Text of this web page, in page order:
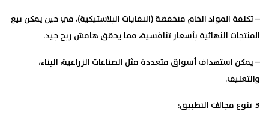
– تكلفة المواد الخام منخفضة (النفايات البلاستيكية)، في حين يمكن بيع
المنتجات النهائية بأسعار تنافسية، مما يحقق هامش ربح جيد.
– يمكن استهداف أسواق متعددة مثل الصناعات الزراعية، البناء،
والتغليف.
3. تنوع مجالات التطبيق: